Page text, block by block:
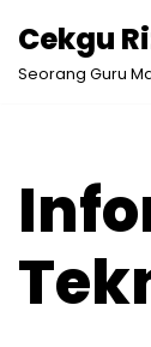
Lompat
Cekgu
Seorang Guru